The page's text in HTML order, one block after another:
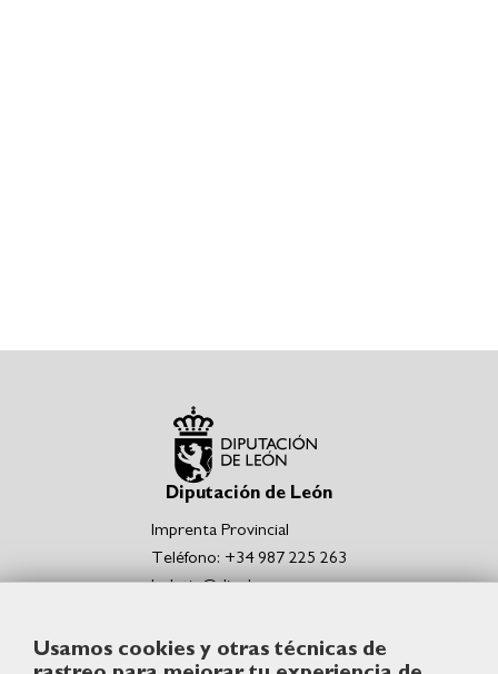
Usamos cookies y otras técnicas de
Diputación de León
Imprenta Provincial
Teléfono: +34 987 225 263
boletin@dipuleon.es
Portal de la Diputación de León